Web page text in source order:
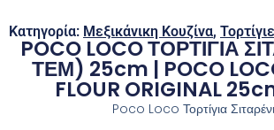
Κατηγορία: Μεξικάνικη Κουζίνα,
POCO LOCO ΤΟΡΤΙΓΙΑ
ΤΕΜ) 25cm | POCO
FLOUR ORIGINAL
Poco Loco Τορτίγια